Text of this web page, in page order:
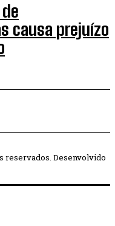
causa prejuízo
reservados. Desenvolvido